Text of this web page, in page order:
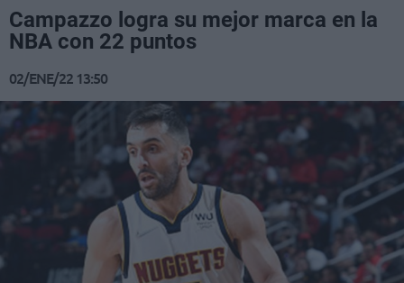
Campazzo logra su mejor marca en la
NBA con 22 puntos
02/ENE/22 13:50